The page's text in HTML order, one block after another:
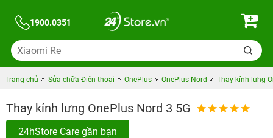
1900.0351
Trang chủ Sửa chữa Điện thoại OnePlus OnePlus Nord Thay kính lưng
Thay kính lưng OnePlus Nord 3 5G
24hStore Care gần bạn